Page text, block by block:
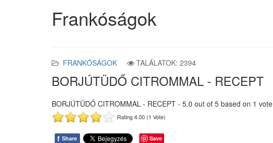
Frankóságok
FRANKÓSÁGOK TALÁLATOK: 2394
BORJÚTÜDŐ CITROMMAL - RECEPT
BORJÚTÜDŐ CITROMMAL - RECEPT - 5.0 out of 5 based on 1 vote
Rating 4.00 (1 Vote)
f Share Save